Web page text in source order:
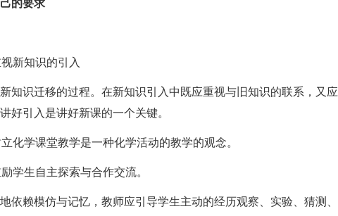
的要求
新知识的引入
知识迁移的过程。在新知识引入中既应重视与旧知识的联系，又应
好引入是讲好新课的一个关键。
化学课堂教学是一种化学活动的教学的观念。
学生自主探索与合作交流。
依赖模仿与记忆，教师应引导学生主动的经历观察、实验、猜测、